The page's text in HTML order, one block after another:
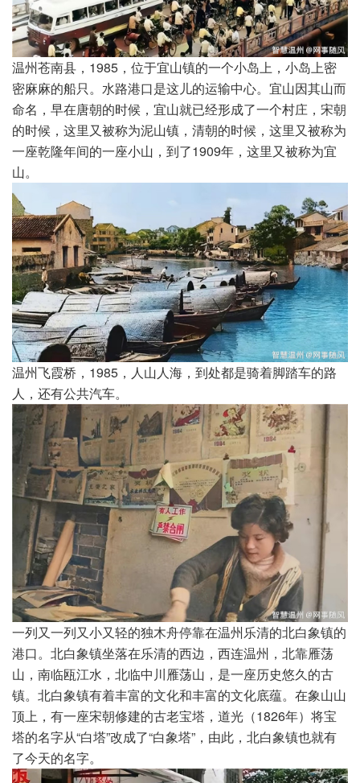
温州苍南县，1985，位于宜山镇的一个小岛上，小岛上密
密麻麻的船只。水路港口是这儿的运输中心。宜山因其山而
命名，早在唐朝的时候，宜山就已经形成了一个村庄，宋朝
的时候，这里又被称为泥山镇，清朝的时候，这里又被称为
一座乾隆年间的一座小山，到了1909年，这里又被称为宜
山。
温州飞霞桥，1985，人山人海，到处都是骑着脚踏车的路
人，还有公共汽车。
一列又一列又小又轻的独木舟停靠在温州乐清的北白象镇的
港口。北白象镇坐落在乐清的西边，西连温州，北靠雁荡
山，南临瓯江水，北临中川雁荡山，是一座历史悠久的古
镇。北白象镇有着丰富的文化和丰富的文化底蕴。在象山山
顶上，有一座宋朝修建的古老宝塔，道光（1826年）将宝
塔的名字从“白塔”改成了“白象塔”，由此，北白象镇也就有
了今天的名字。